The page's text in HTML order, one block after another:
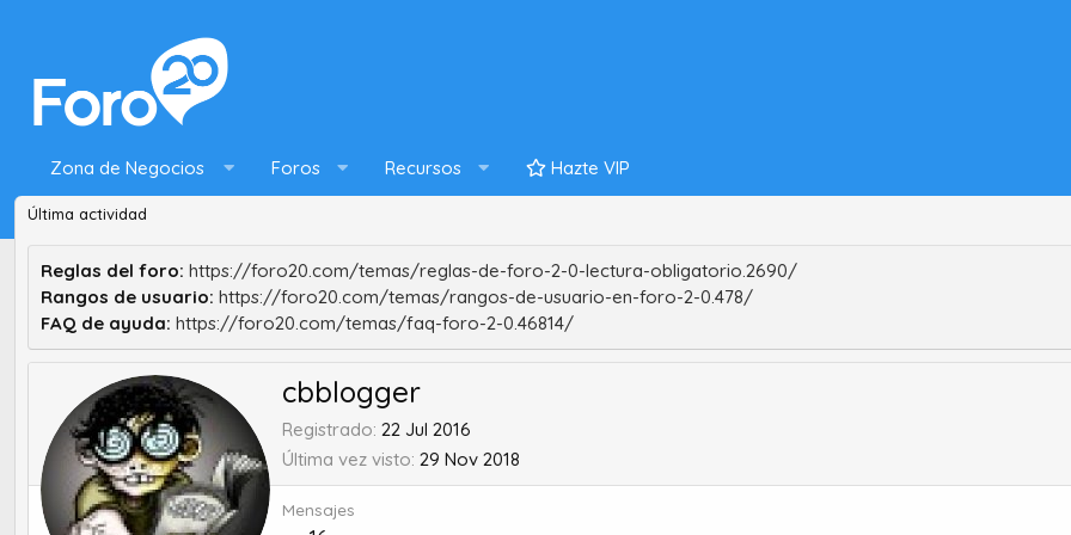
Zona de Negocios Foros Recursos Hazte VIP
Última actividad
Reglas del foro: https://foro20.com/temas/reglas-de-foro-2-0-lectura-obligatorio.2690/
Rangos de usuario: https://foro20.com/temas/rangos-de-usuario-en-foro-2-0.478/
FAQ de ayuda: https://foro20.com/temas/faq-foro-2-0.46814/
cbblogger
Registrado 22 Jul 2016
Última vez visto 29 Nov 2018
Mensajes